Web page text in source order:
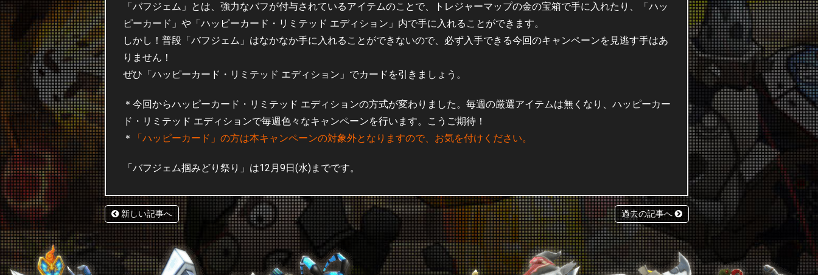
「バフジェム」とは、強力なバフが付与されているアイテムのことで、トレジャーマップの金の宝箱で手に入れたり、「ハッ
ピーカード」や「ハッピーカード・リミテッド エディション」内で手に入れることができます。
しかし！普段「バフジェム」はなかなか手に入れることができないので、必ず入手できる今回のキャンペーンを見逃す手はあ
りません！
ぜひ「ハッピーカード・リミテッド エディション」でカードを引きましょう。
＊今回からハッピーカード・リミテッド エディションの方式が変わりました。毎週の厳選アイテムは無くなり、ハッピーカー
ド・リミテッド エディションで毎週色々なキャンペーンを行います。こうご期待！
＊
「ハッピーカード」の方は本キャンペーンの対象外となりますので、お気を付けください。
「バフジェム掴みどり祭り」は12月9日(水)までです。
新しい記事へ 過去の記事へ